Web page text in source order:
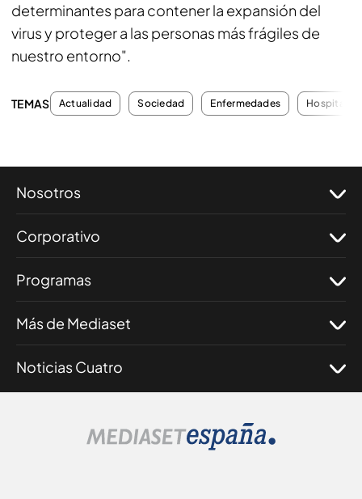
determinantes para contener la expansión del
virus y proteger a las personas más frágiles de
nuestro entorno".
TEMAS Actualidad Sociedad Enfermedades Hospitales
Nosotros
Corporativo
Programas
Más de Mediaset
Noticias Cuatro